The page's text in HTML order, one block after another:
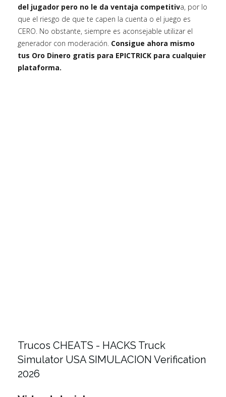
del jugador pero no le da ventaja competitiva, por lo
que el riesgo de que te capen la cuenta o el juego es
CERO. No obstante, siempre es aconsejable utilizar el
generador con moderación. Consigue ahora mismo
tus Oro Dinero gratis para EPICTRICK para cualquier
plataforma.
Trucos CHEATS - HACKS Truck
Simulator USA SIMULACION Verification
2026